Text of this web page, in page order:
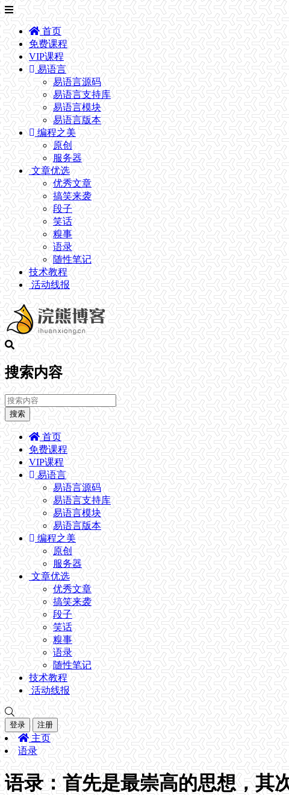
首页
免费课程
VIP课程
易语言
易语言源码
易语言支持库
易语言模块
易语言版本
编程之美
原创
服务器
文章优选
优秀文章
搞笑来袭
段子
笑话
糗事
语录
随性笔记
技术教程
活动线报
搜索内容
搜索
首页
免费课程
VIP课程
易语言
易语言源码
易语言支持库
易语言模块
易语言版本
编程之美
原创
服务器
文章优选
优秀文章
搞笑来袭
段子
笑话
糗事
语录
随性笔记
技术教程
活动线报
登录 注册
主页
语录
语录：首先是最崇高的思想，其